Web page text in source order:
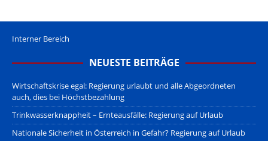
Interner Bereich
NEUESTE BEITRÄGE
Wirtschaftskrise egal: Regierung urlaubt und alle Abgeordneten
auch, dies bei Höchstbezahlung
Trinkwasserknappheit – Ernteausfälle: Regierung auf Urlaub
Nationale Sicherheit in Österreich in Gefahr? Regierung auf Urlaub